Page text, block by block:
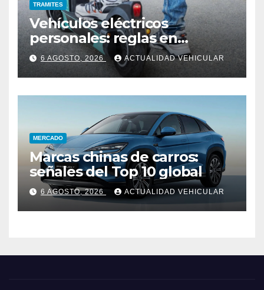
TRAMITES
Vehículos eléctricos
personales: reglas en
Colombia
6 AGOSTO, 2026 ACTUALIDAD VEHICULAR
MERCADO
Marcas chinas de carros:
señales del Top 10 global
6 AGOSTO, 2026 ACTUALIDAD VEHICULAR